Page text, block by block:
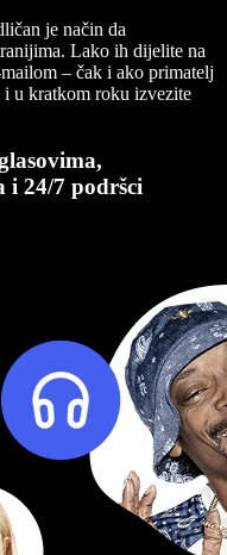
je način da
Lako ih dijelite na
– čak i ako primatelj
u kratkom roku izvezite
i 24/7 podršci